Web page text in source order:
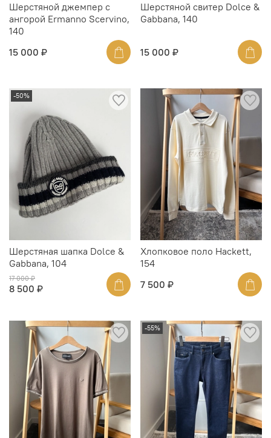
Шерстяной джемпер с
ангорой Ermanno Scervino,
140
15 000 ₽
Шерстяной свитер Dolce &
Gabbana, 140
15 000 ₽
-50%
Шерстяная шапка Dolce &
Gabbana, 104
17 000 ₽
8 500 ₽
Хлопковое поло Hackett,
154
7 500 ₽
-55%